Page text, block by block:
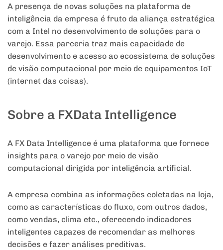
A presença de novas soluções na plataforma de
inteligência da empresa é fruto da aliança estratégica
com a Intel no desenvolvimento de soluções para o
varejo. Essa parceria traz mais capacidade de
desenvolvimento e acesso ao ecossistema de soluções
de visão computacional por meio de equipamentos IoT
(internet das coisas).
Sobre a FXData Intelligence
A FX Data Intelligence é uma plataforma que fornece
insights para o varejo por meio de visão
computacional dirigida por inteligência artificial.
A empresa combina as informações coletadas na loja,
como as características do fluxo, com outros dados,
como vendas, clima etc., oferecendo indicadores
inteligentes capazes de recomendar as melhores
decisões e fazer análises preditivas.